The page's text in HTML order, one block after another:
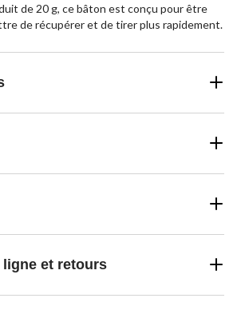
de 20 g, ce bâton est conçu pour être
de récupérer et de tirer plus rapidement.
ligne et retours